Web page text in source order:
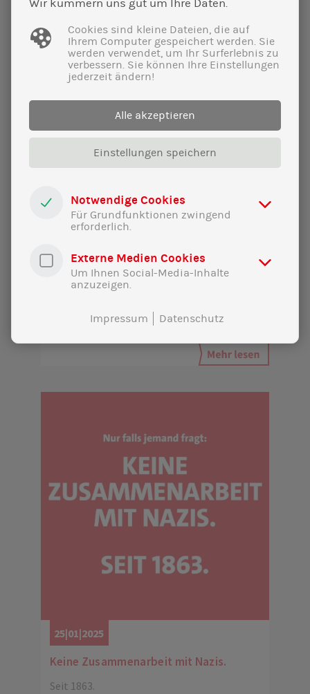
29|01|2025
Eine klare Botschaft in schwierigen
Rolf Mützenich zu Gast in Freising.
25|01|2025
Keine Zusammenarbeit mit Nazis.
Seit 1863.
Wir kümmern uns gut um Ihre Daten.
Cookies sind kleine Dateien, die auf
Ihrem Computer gespeichert werden. Sie
werden verwendet, um Ihr Surferlebnis zu
verbessern. Sie können Ihre Einstellungen
jederzeit ändern!
Alle akzeptieren
Einstellungen speichern
Notwendige Cookies
Für Grundfunktionen zwingend
erforderlich.
Externe Medien Cookies
Um Ihnen Social-Media-Inhalte
anzuzeigen.
Impressum Datenschutz